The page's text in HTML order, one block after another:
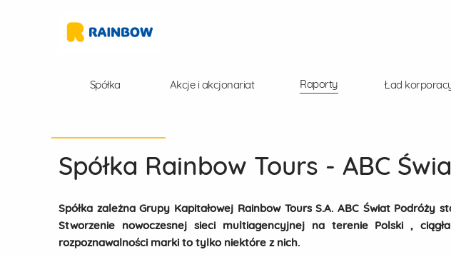
Spółka Akcje i akcjonariat Raporty Ład
Spółka Rainbow Tours - ABC
Spółka zależna Grupy Kapitałowej Rainbow Tours S.A. ABC Świat Podróży
Stworzenie nowoczesnej sieci multiagencyjnej na terenie Polski ,
rozpoznawalności marki to tylko niektóre z nich.